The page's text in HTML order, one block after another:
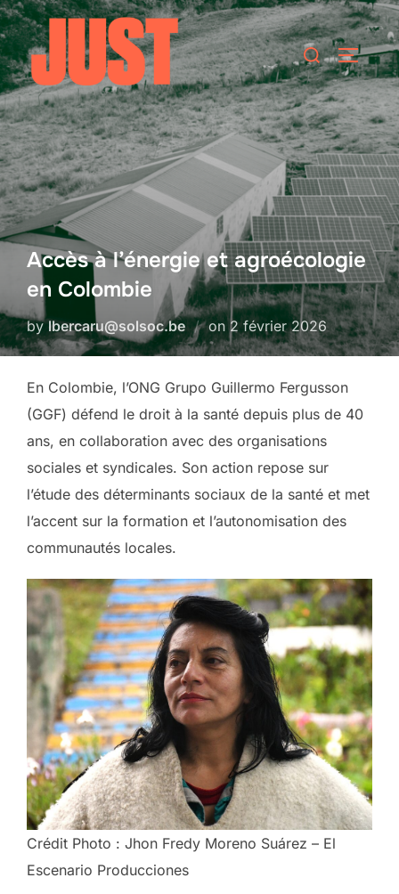
Skip
to
content
Search
for:
Accès à l’énergie et agroécologie
en Colombie
bylbercaru@solsoc.be onPosted
on
2 février 2026
En Colombie, l’ONG Grupo Guillermo Fergusson
(GGF) défend le droit à la santé depuis plus de 40
ans, en collaboration avec des organisations
sociales et syndicales. Son action repose sur
l’étude des déterminants sociaux de la santé et met
l’accent sur la formation et l’autonomisation des
communautés locales.
Crédit Photo : Jhon Fredy Moreno Suárez – El
Escenario Producciones